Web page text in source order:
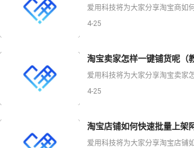
4-25
淘宝卖家怎样一键铺货呢（
4-25
淘宝店铺如何快速批量上架